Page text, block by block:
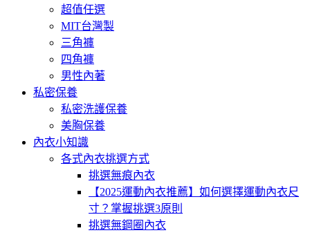
超值任選
MIT台灣製
三角褲
四角褲
男性內著
私密保養
私密洗護保養
美胸保養
內衣小知識
各式內衣挑選方式
挑選無痕內衣
【2025運動內衣推薦】如何選擇運動內衣尺
寸？掌握挑選3原則
挑選無鋼圈內衣